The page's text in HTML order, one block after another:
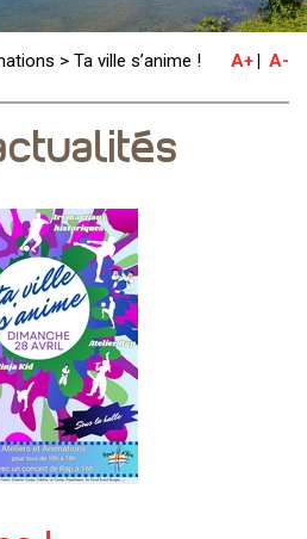
> Ta ville s’anime ! A+ A-